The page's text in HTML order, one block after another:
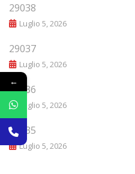
29038
Luglio 5, 2026
29037
Luglio 5, 2026
29036
Luglio 5, 2026
29035
Luglio 5, 2026
←